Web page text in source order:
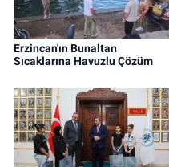
Erzincan'ın Bunaltan
Sıcaklarına Havuzlu Çözüm